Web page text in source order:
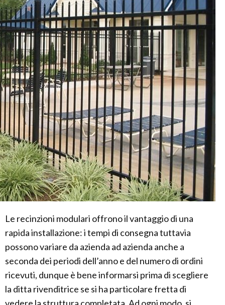
Le recinzioni modulari offrono il vantaggio di una
rapida installazione: i tempi di consegna tuttavia
possono variare da azienda ad azienda anche a
seconda dei periodi dell’anno e del numero di ordini
ricevuti, dunque è bene informarsi prima di scegliere
la ditta rivenditrice se si ha particolare fretta di